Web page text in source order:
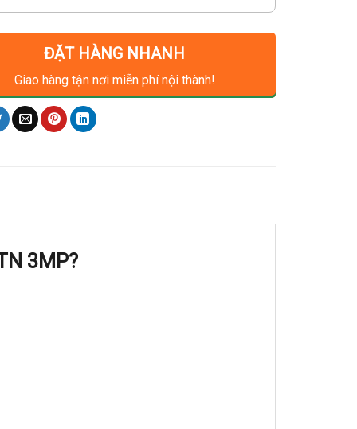
ĐẶT HÀNG NHANH
Giao hàng tận nơi miễn phí nội thành!
3MP?